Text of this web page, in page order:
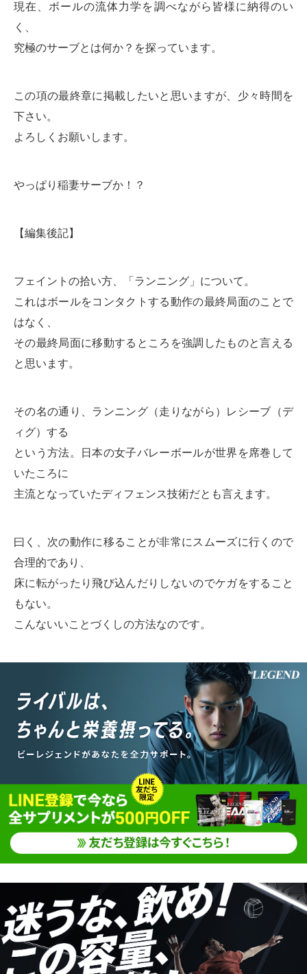
現在、ボールの流体力学を調べながら皆様に納得のい
く、
究極のサーブとは何か？を探っています。
この項の最終章に掲載したいと思いますが、少々時間を
下さい。
よろしくお願いします。
やっぱり稲妻サーブか！？
【編集後記】
フェイントの拾い方、「ランニング」について。
これはボールをコンタクトする動作の最終局面のことで
はなく、
その最終局面に移動するところを強調したものと言える
と思います。
その名の通り、ランニング（走りながら）レシーブ（デ
ィグ）する
という方法。日本の女子バレーボールが世界を席巻して
いたころに
主流となっていたディフェンス技術だとも言えます。
曰く、次の動作に移ることが非常にスムーズに行くので
合理的であり、
床に転がったり飛び込んだりしないのでケガをすること
もない。
こんないいことづくしの方法なのです。